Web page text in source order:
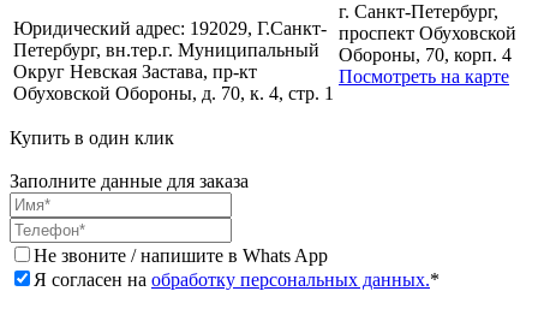
Юридический адрес: 192029, Г.Санкт-
Петербург, вн.тер.г. Муниципальный
Округ Невская Застава, пр-кт
Обуховской Обороны, д. 70, к. 4, стр. 1
г. Санкт-Петербург,
проспект Обуховской
Обороны, 70, корп. 4
Посмотреть на карте
Купить в один клик
Заполните данные для заказа
Не звоните / напишите в Whats App
Я согласен на обработку персональных данных.*